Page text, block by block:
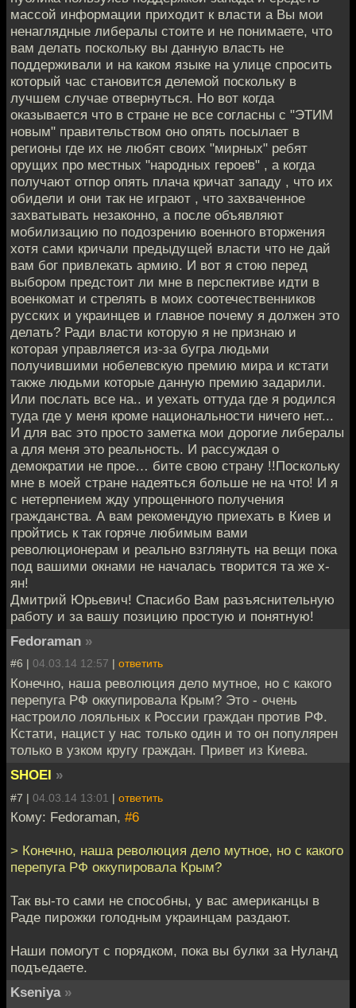
массой информации приходит к власти а Вы мои
ненаглядные либералы стоите и не понимаете, что
вам делать поскольку вы данную власть не
поддерживали и на каком языке на улице спросить
который час становится делемой поскольку в
лучшем случае отвернуться. Но вот когда
оказывается что в стране не все согласны с "ЭТИМ
новым" правительством оно опять посылает в
регионы где их не любят своих "мирных" ребят
орущих про местных "народных героев" , а когда
получают отпор опять плача кричат западу , что их
обидели и они так не играют , что захваченное
захватывать незаконно, а после объявляют
мобилизацию по подозрению военного вторжения
хотя сами кричали предыдущей власти что не дай
вам бог привлекать армию. И вот я стою перед
выбором предстоит ли мне в перспективе идти в
военкомат и стрелять в моих соотечественников
русских и украинцев и главное почему я должен это
делать? Ради власти которую я не признаю и
которая управляется из-за бугра людьми
получившими нобелевскую премию мира и кстати
также людьми которые данную премию задарили.
Или послать все на.. и уехать оттуда где я родился
туда где у меня кроме национальности ничего нет...
И для вас это просто заметка мои дорогие либералы
а для меня это реальность. И рассуждая о
демократии не прое… бите свою страну !!Поскольку
мне в моей стране надеяться больше не на что! И я
с нетерпением жду упрощенного получения
гражданства. А вам рекомендую приехать в Киев и
пройтись к так горяче любимым вами
революционерам и реально взглянуть на вещи пока
под вашими окнами не началась творится та же х-
ян!
Дмитрий Юрьевич! Спасибо Вам разъяснительную
работу и за вашу позицию простую и понятную!
Fedoraman »
#6 | 04.03.14 12:57 | ответить
Конечно, наша революция дело мутное, но с какого
перепуга РФ оккупировала Крым? Это - очень
настроило лояльных к России граждан против РФ.
Кстати, нацист у нас только один и то он популярен
только в узком кругу граждан. Привет из Киева.
SHOEI »
#7 | 04.03.14 13:01 | ответить
Кому: Fedoraman, #6
> Конечно, наша революция дело мутное, но с какого
перепуга РФ оккупировала Крым?
Так вы-то сами не способны, у вас американцы в
Раде пирожки голодным украинцам раздают.
Наши помогут с порядком, пока вы булки за Нуланд
подъедаете.
Kseniya »